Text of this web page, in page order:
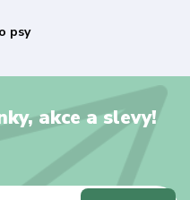
psy
akce a slevy!